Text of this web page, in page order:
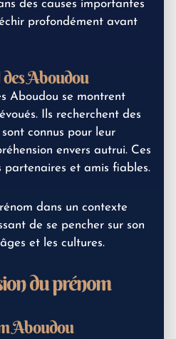
des causes importantes
profondément avant
Aboudou
Aboudou se montrent
Ils recherchent des
connus pour leur
envers autrui. Ces
partenaires et amis fiables.
dans un contexte
de se pencher sur son
et les cultures.
du prénom
Aboudou